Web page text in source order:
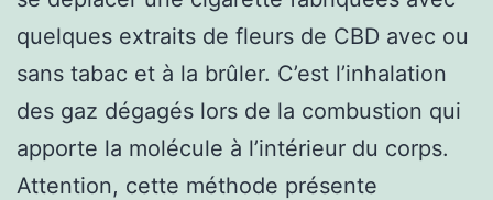
quelques extraits de fleurs de CBD avec ou
sans tabac et à la brûler. C’est l’inhalation
des gaz dégagés lors de la combustion qui
apporte la molécule à l’intérieur du corps.
Attention, cette méthode présente